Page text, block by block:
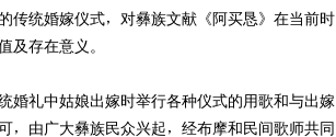
传统婚嫁仪式，对彝族文献《阿买恳》在当前时
及存在意义。
礼中姑娘出嫁时举行各种仪式的用歌和与出嫁
由广大彝族民众兴起，经布摩和民间歌师共同